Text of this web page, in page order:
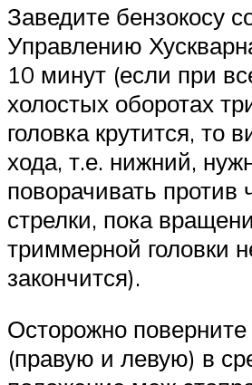
Заведите бензокосу
Управлению
10 минут (если при
холостых оборотах
головка крутится, то
хода, т.е. нижний,
поворачивать против
стрелки, пока
триммерной головки
закончится).
Осторожно
(правую и левую) в